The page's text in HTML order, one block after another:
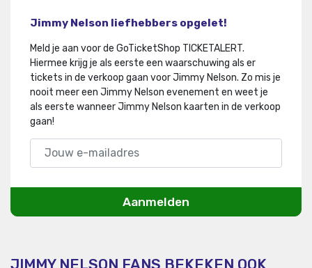
Jimmy Nelson liefhebbers opgelet!
Meld je aan voor de GoTicketShop TICKETALERT.
Hiermee krijg je als eerste een waarschuwing als er
tickets in de verkoop gaan voor Jimmy Nelson. Zo mis je
nooit meer een Jimmy Nelson evenement en weet je
als eerste wanneer Jimmy Nelson kaarten in de verkoop
gaan!
Aanmelden
JIMMY NELSON FANS BEKEKEN OOK